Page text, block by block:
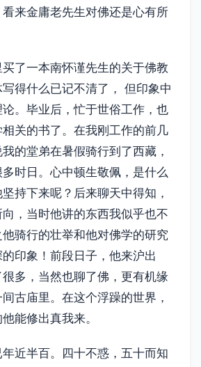
来金庸老先生对佛还是心有所
了一本南怀谨先生的关于佛教
得什么已记不清了， 但印象中
。毕业后，忙于世俗工作，也
关的书了。在我刚工作的前几
的堂弟在暑假骑行到了西藏，
时日。心中顿生敬佩，是什么
持下来呢？后来聊天中得知，
，当时他讲的东西我似乎也不
骑行的壮举和他对佛学的研究
印象！前段日子，他来沪出
多，当然也聊了佛，更有机缘
古庙里。在这个浮躁的世界，
能修出真我来。
近半百。四十不惑，五十而知